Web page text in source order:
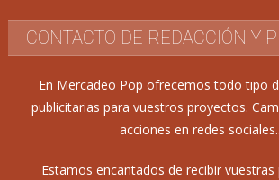
CONTACTO DE REDACCIÓN Y
En Mercadeo Pop ofrecemos todo tipo
publicitarias para vuestros proyectos.
acciones en redes
Estamos encantados de recibir